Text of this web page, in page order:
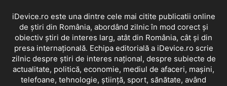
iDevice.ro este una dintre cele mai citite publicatii online
de știri din România, abordând zilnic în mod corect și
obiectiv știri de interes larg, atât din România, cât și din
presa internațională. Echipa editorială a iDevice.ro scrie
zilnic despre știri de interes național, despre subiecte de
actualitate, politică, economie, mediul de afaceri, mașini,
telefoane, tehnologie, știință, sport, sănătate, având